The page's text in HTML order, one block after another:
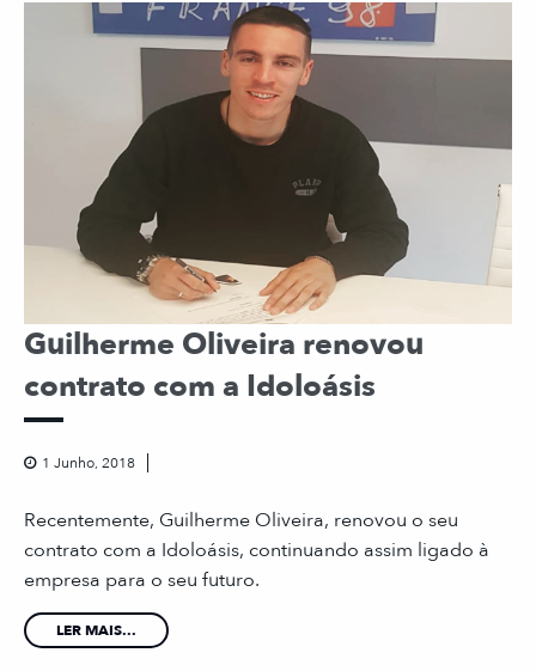
Guilherme Oliveira renovou
contrato com a Idoloásis
1 Junho, 2018
Recentemente, Guilherme Oliveira, renovou o seu
contrato com a Idoloásis, continuando assim ligado à
empresa para o seu futuro.
LER MAIS...